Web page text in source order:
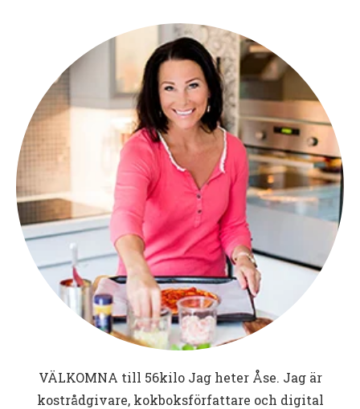
VÄLKOMNA till 56kiloJag heter Åse. Jag är
kostrådgivare, kokboksförfattare och digital